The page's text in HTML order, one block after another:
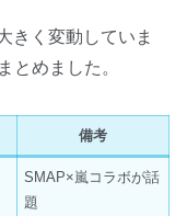
きく変動していま
とめました。
備考
SMAP×嵐コラボが話
題